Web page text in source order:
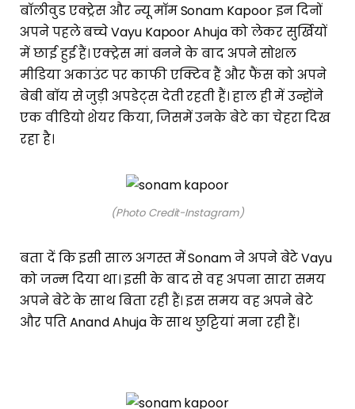
बॉलीवुड एक्ट्रेस और न्यू मॉम Sonam Kapoor इन दिनों
अपने पहले बच्चे Vayu Kapoor Ahuja को लेकर सुर्खियों
में छाई हुई हैं। एक्ट्रेस मां बनने के बाद अपने सोशल
मीडिया अकाउंट पर काफी एक्टिव हैं और फैंस को अपने
बेबी बॉय से जुड़ी अपडेट्स देती रहती हैं। हाल ही में उन्होंने
एक वीडियो शेयर किया, जिसमें उनके बेटे का चेहरा दिख
रहा है।
(Photo Credit-Instagram)
बता दें कि इसी साल अगस्त में Sonam ने अपने बेटे Vayu
को जन्म दिया था। इसी के बाद से वह अपना सारा समय
अपने बेटे के साथ बिता रही हैं। इस समय वह अपने बेटे
और पति Anand Ahuja के साथ छुट्टियां मना रही हैं।